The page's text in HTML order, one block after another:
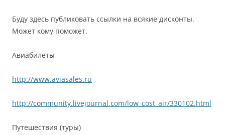
Буду здесь публиковать ссылки на всякие дисконты.
Может кому поможет.
Авиабилеты
http://www.aviasales.ru
http://community.livejournal.com/low_cost_air/330102.html
Путешествия (туры)